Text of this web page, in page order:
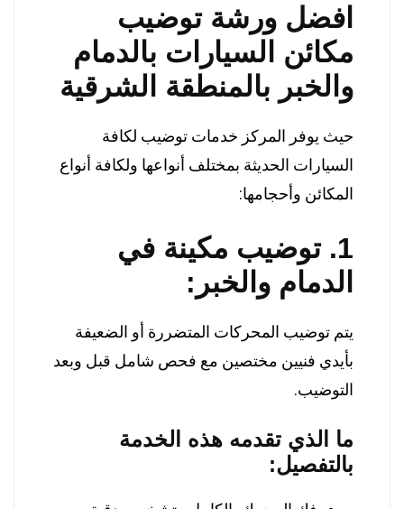
افضل ورشة توضيب
مكائن السيارات بالدمام
والخبر بالمنطقة الشرقية
حيث يوفر المركز خدمات توضيب لكافة
السيارات الحديثة بمختلف أنواعها ولكافة أنواع
المكائن وأحجامها:
1. توضيب مكينة في
الدمام والخبر:
يتم توضيب المحركات المتضررة أو الضعيفة
بأيدي فنيين مختصين مع فحص شامل قبل وبعد
التوضيب.
ما الذي تقدمه هذه الخدمة
بالتفصيل: